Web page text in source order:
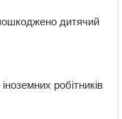
дитячий
робітників